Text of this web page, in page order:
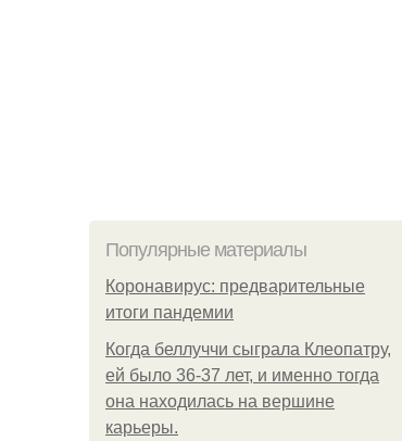
Популярные материалы
Коронавирус: предварительные
итоги пандемии
Когда беллуччи сыграла Клеопатру,
ей было 36-37 лет, и именно тогда
она находилась на вершине
карьеры.